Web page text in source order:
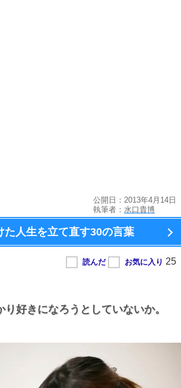
公開日：2013年4月14日
執筆者： 水口貴博
た人生を立て直す30の言葉
り好きになろうとしていないか。